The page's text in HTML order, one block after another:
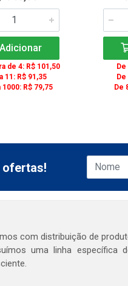
de 4: R$ 101,50
11: R$ 91,35
1000: R$ 79,75
De
ofertas!
com distribuição de
uma linha específica